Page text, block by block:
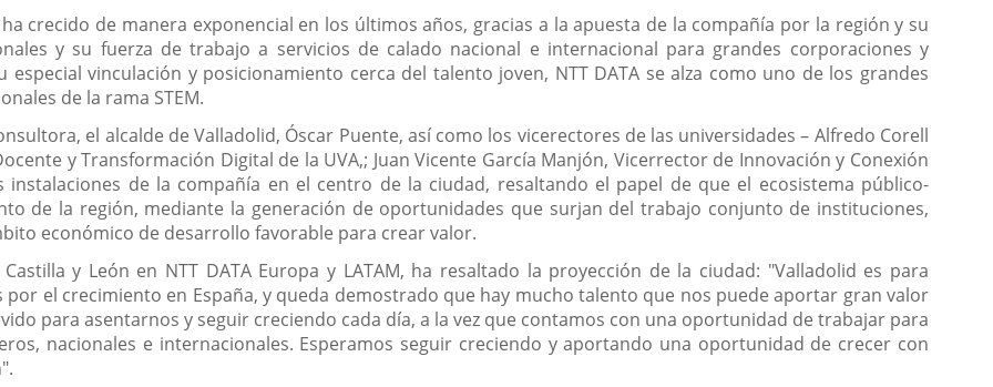
crecido de manera exponencial en los últimos años, gracias a la apuesta de la compañía por la región y su
y su fuerza de trabajo a servicios de calado nacional e internacional para grandes corporaciones y
vinculación y posicionamiento cerca del talento joven, NTT DATA se alza como uno de los grandes
de la rama STEM.
el alcalde de Valladolid, Óscar Puente, así como los vicerectores de las universidades – Alfredo Corell
y Transformación Digital de la UVA,; Juan Vicente García Manjón, Vicerrector de Innovación y Conexión
instalaciones de la compañía en el centro de la ciudad, resaltando el papel de que el ecosistema público-
de la región, mediante la generación de oportunidades que surjan del trabajo conjunto de instituciones,
económico de desarrollo favorable para crear valor.
y León en NTT DATA Europa y LATAM, ha resaltado la proyección de la ciudad: "Valladolid es para
el crecimiento en España, y queda demostrado que hay mucho talento que nos puede aportar gran valor
para asentarnos y seguir creciendo cada día, a la vez que contamos con una oportunidad de trabajar para
nacionales e internacionales. Esperamos seguir creciendo y aportando una oportunidad de crecer con